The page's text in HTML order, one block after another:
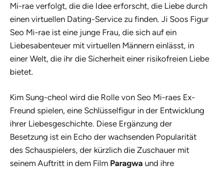
Mi-rae verfolgt, die die Idee erforscht, die Liebe durch
einen virtuellen Dating-Service zu finden. Ji Soos Figur
Seo Mi-rae ist eine junge Frau, die sich auf ein
Liebesabenteuer mit virtuellen Männern einlässt, in
einer Welt, die ihr die Sicherheit einer risikofreien Liebe
bietet.
Kim Sung-cheol wird die Rolle von Seo Mi-raes Ex-
Freund spielen, eine Schlüsselfigur in der Entwicklung
ihrer Liebesgeschichte. Diese Ergänzung der
Besetzung ist ein Echo der wachsenden Popularität
des Schauspielers, der kürzlich die Zuschauer mit
seinem Auftritt in dem Film Paragwa und ihre